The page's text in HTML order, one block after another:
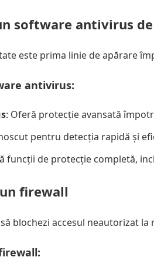
software antivirus
este prima linie de apărare
antivirus:
: Oferă protecție avansată
pentru detecția rapidă și
funcții de protecție completă,
firewall
blochezi accesul neautorizat la